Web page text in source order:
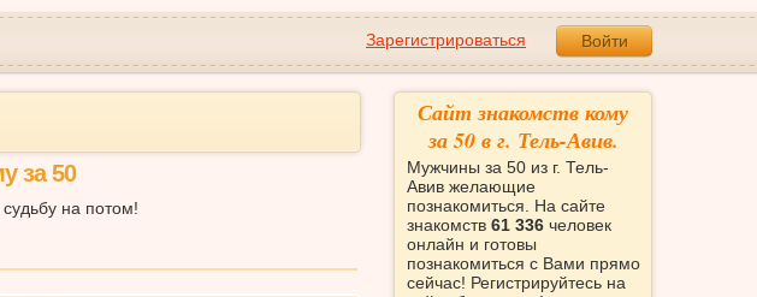
Зарегистрироваться Войти
за 50
на потом!
Сайт знакомств кому
за 50 в г. Тель-Авив.
Мужчины за 50 из г. Тель-
Авив желающие
познакомиться. На сайте
знакомств 61 336 человек
онлайн и готовы
познакомиться с Вами прямо
сейчас! Регистрируйтесь на